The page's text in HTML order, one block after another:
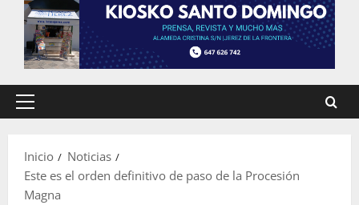
Menú
Inicio
Noticias
Este es el orden definitivo de paso de la Procesión
Magna